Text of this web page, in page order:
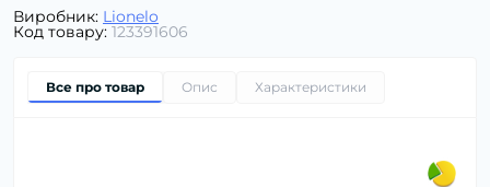
Виробник: Lionelo
Код товару: 123391606
Все про товар Опис Характеристики